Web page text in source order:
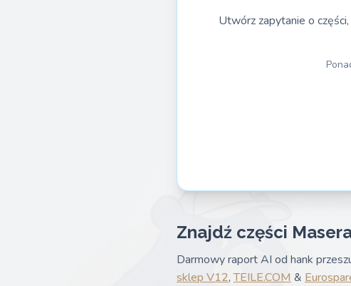
Utwórz zapytanie o
Znajdź części
Darmowy raport AI od hank
sklep V12,TEILE.COM &